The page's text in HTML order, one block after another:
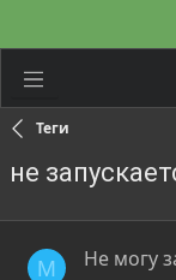
Теги
не
M Не могу